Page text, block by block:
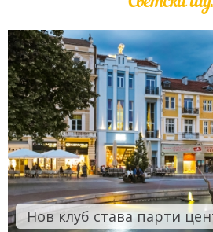
Нов клуб става парти